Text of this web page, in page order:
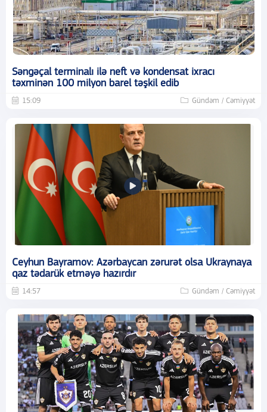
Səngəçal terminalı ilə neft və kondensat ixracı
təxminən 100 milyon barel təşkil edib
15:09 Gündəm / Cəmiyyət
Ceyhun Bayramov: Azərbaycan zərurət olsa Ukraynaya
qaz tədarük etməyə hazırdır
14:57 Gündəm / Cəmiyyət